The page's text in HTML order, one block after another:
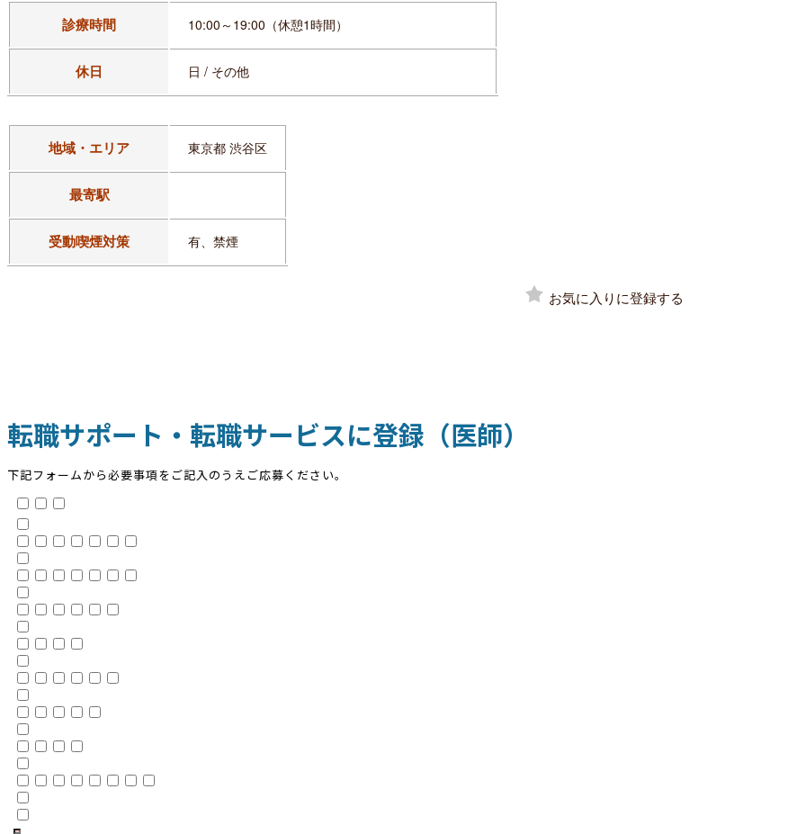
診療時間 10:00～19:00（休憩1時間）
休日 日 / その他
地域・エリア 東京都 渋谷区
最寄駅
受動喫煙対策 有、禁煙
お気に入りに登録する
転職サポート・転職サービスに登録（医師）
下記フォームから必要事項をご記入のうえご応募ください。